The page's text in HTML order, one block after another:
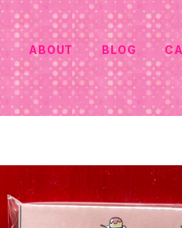
ABOUT BLOG